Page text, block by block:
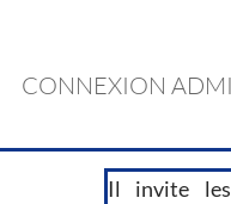
CONNEXION
Il invite